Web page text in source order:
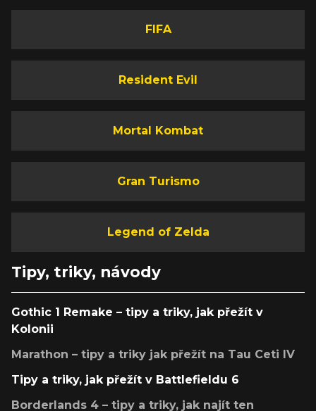
FIFA
Resident Evil
Mortal Kombat
Gran Turismo
Legend of Zelda
Tipy, triky, návody
Gothic 1 Remake – tipy a triky, jak přežít v
Kolonii
Marathon – tipy a triky jak přežít na Tau Ceti IV
Tipy a triky, jak přežít v Battlefieldu 6
Borderlands 4 – tipy a triky, jak najít ten